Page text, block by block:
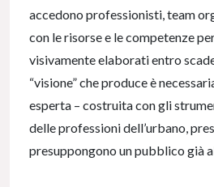
accedono professionisti, team
con le risorse e le competenze
visivamente elaborati entro
“visione” che produce è
esperta – costruita con gli
delle professioni dell’urbano,
presuppongono un pubblico già